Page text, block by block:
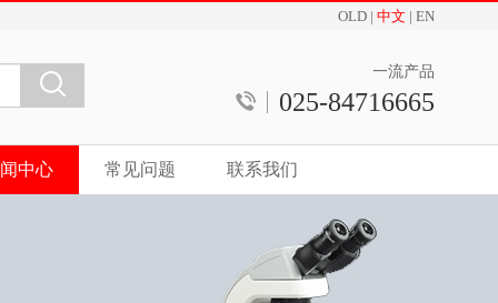
OLD | 中文 | EN
一流产品
025-84716665
中心 常见问题 联系我们